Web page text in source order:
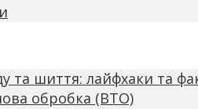
та шиття: лайфхаки та
обробка (ВТО)